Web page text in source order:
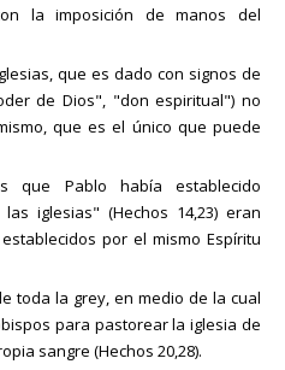
la imposición de manos del
que es dado con signos de
de Dios", "don espiritual") no
que es el único que puede
que Pablo había establecido
iglesias" (Hechos 14,23) eran
por el mismo Espíritu
toda la grey, en medio de la cual
para pastorear la iglesia de
sangre (Hechos 20,28).